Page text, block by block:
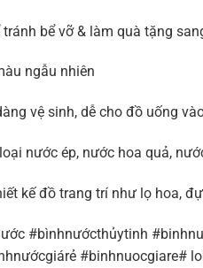
bể vỡ & làm quà tặng
ngẫu nhiên
vệ sinh, dễ cho đồ uống
nước ép, nước hoa quả,
kế đồ trang trí như lọ hoa,
#bìnhnướcthủytinh
#binhnuocgiare#